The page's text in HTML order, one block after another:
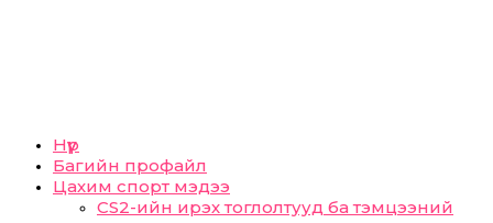
Нүүр
Багийн профайл
Цахим спорт мэдээ
CS2-ийн ирэх тоглолтууд ба тэмцээний